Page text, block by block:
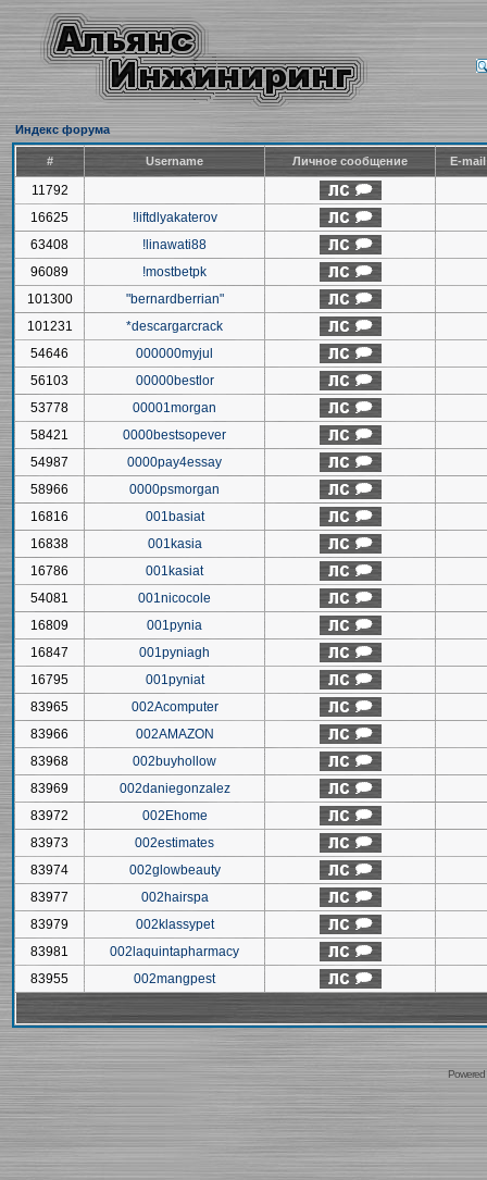
Индекс форума
# Username Личное сообщение E-
11792
16625
!liftdlyakaterov
63408
!linawati88
96089
!mostbetpk
101300
"bernardberrian"
101231
*descargarcrack
54646
000000myjul
56103
00000bestlor
53778
00001morgan
58421
0000bestsopever
54987
0000pay4essay
58966
0000psmorgan
16816
001basiat
16838
001kasia
16786
001kasiat
54081
001nicocole
16809
001pynia
16847
001pyniagh
16795
001pyniat
83965
002Acomputer
83966
002AMAZON
83968
002buyhollow
83969
002daniegonzalez
83972
002Ehome
83973
002estimates
83974
002glowbeauty
83977
002hairspa
83979
002klassypet
83981
002laquintapharmacy
83955
002mangpest